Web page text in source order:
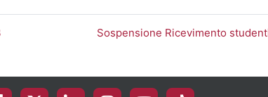
Sospensione Ricevimento